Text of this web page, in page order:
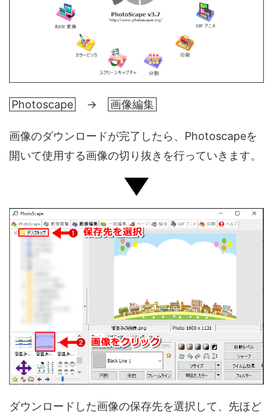
Photoscape → 画像編集
画像のダウンロードが完了したら、Photoscapeを
開いて使用する画像の切り抜きを行っていきます。
ダウンロードした画像の保存先を選択して、先ほど